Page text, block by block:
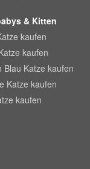
& Kitten
kaufen
kaufen
Blau Katze kaufen
Katze kaufen
kaufen